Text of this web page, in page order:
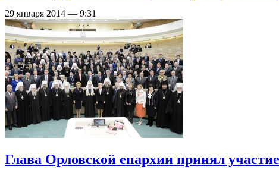
29 января 2014 — 9:31
Глава Орловской епархии принял